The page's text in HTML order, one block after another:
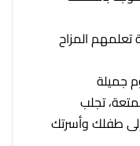
المزاح
جميلة
تجلب
طفلك وأسرتك